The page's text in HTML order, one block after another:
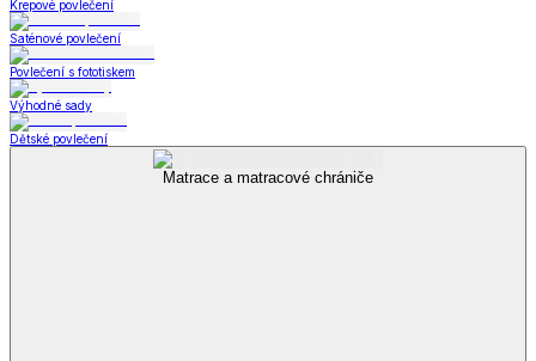
Krepové povlečení
Saténové povlečení
Povlečení s fototiskem
Výhodné sady
Dětské povlečení
Matrace a matracové chrániče